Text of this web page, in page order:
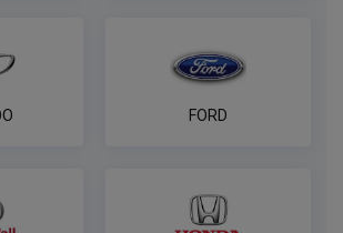
для лёгкие коммерческие
запросу
FORD